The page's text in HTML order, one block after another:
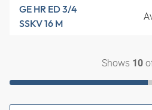
GE HR ED 3/4
SSKV 16 M
Shows 10